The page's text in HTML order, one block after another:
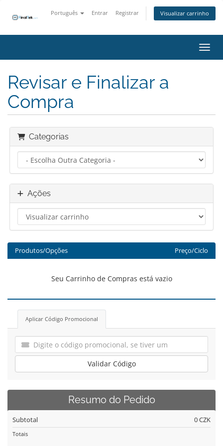
Português Entrar Registrar Visualizar carrinho
Revisar e Finalizar a
Compra
Categorias
Ações
Produtos/Opções Preço/Ciclo
Seu Carrinho de Compras está vazio
Aplicar Código Promocional
Validar Código
Resumo do Pedido
Subtotal 0 CZK
Totais